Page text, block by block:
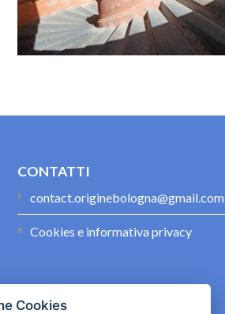
CONTATTI
contact.originebologna@gmail.com
Cookies e informativa privacy
Cookies